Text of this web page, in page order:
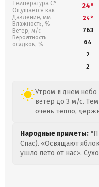
Температура С°
Ощущается как
Давление, мм
Влажность, %
Ветер, м/с
Вероятность
осадков, %
24°
24°
763
64
2
2
Утром и днем небо
ветер до 3 м/с.
очень тепло,
Народные приметы:
Спас). «Освящают
ушло лето от нас».